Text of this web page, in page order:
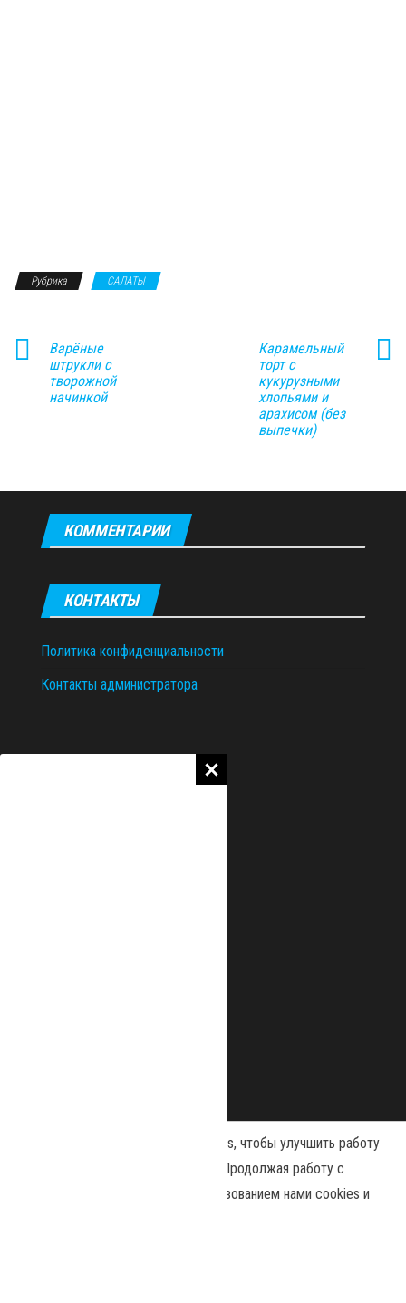
Рубрика САЛАТЫ
Варёные
штрукли с
творожной
начинкой
Карамельный
торт с
кукурузными
хлопьями и
арахисом (без
выпечки)
КОММЕНТАРИИ
КОНТАКТЫ
Политика конфиденциальности
Контакты администратора
Наш сайт использует файлы cookies, чтобы улучшить работу
и повысить эффективность сайта. Продолжая работу с
сайтом, вы соглашаетесь с использованием нами cookies и